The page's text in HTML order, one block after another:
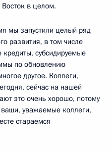
в целом.
мы запустили целый ряд
развития, в том числе
субсидируемые
по обновлению
другое. Коллеги,
сейчас на нашей
это очень хорошо, потому
уважаемые коллеги,
стараемся